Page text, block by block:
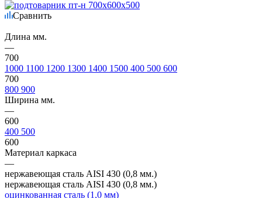
Сравнить
Длина мм.
—
700
1000 1100 1200 1300 1400 1500 400 500 600
700
800 900
Ширина мм.
—
600
400 500
600
Материал каркаса
—
нержавеющая сталь AISI 430 (0,8 мм.)
нержавеющая сталь AISI 430 (0,8 мм.)
оцинкованная сталь (1,0 мм)